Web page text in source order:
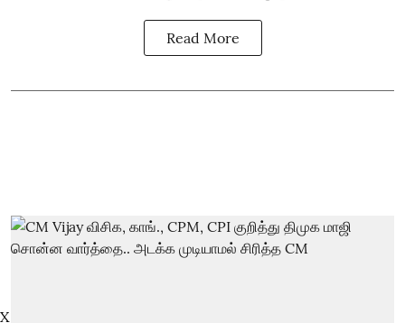
Read More
X